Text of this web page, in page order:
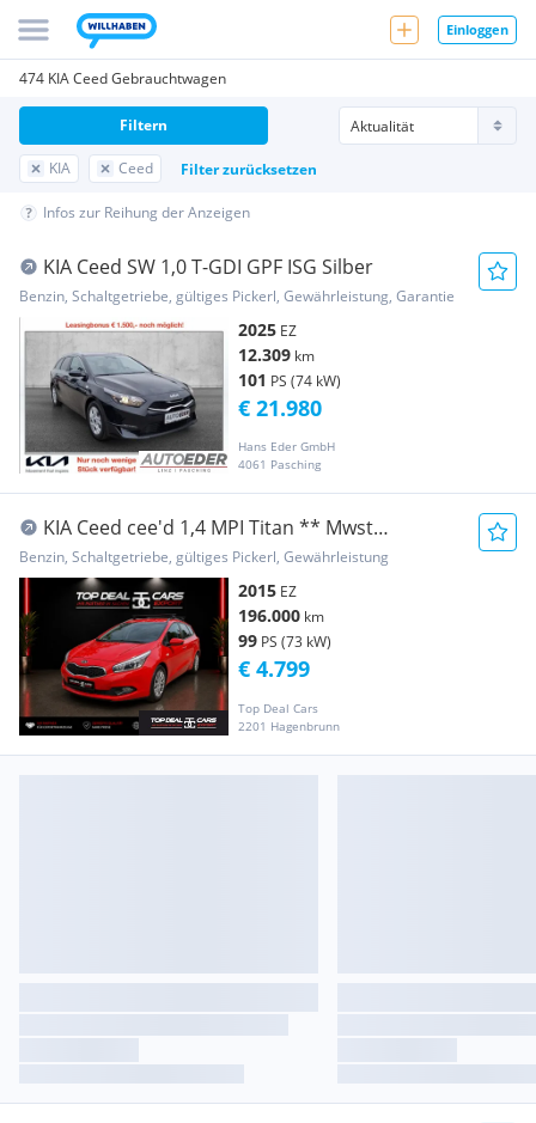
Einloggen
474 KIA Ceed Gebrauchtwagen
KIA Ceed Filter zurücksetzen
Filtern
Infos zur Reihung der Anzeigen
KIA Ceed SW 1,0 T-GDI GPF ISG Silber
Benzin, Schaltgetriebe, gültiges Pickerl, Gewährleistung, Garantie
2025 EZ
12.309 km
101 PS (74 kW)
Hans Eder GmbH
4061 Pasching
€ 21.980
KIA Ceed cee'd 1,4 MPI Titan ** Mwst
ausweisbar **
Benzin, Schaltgetriebe, gültiges Pickerl, Gewährleistung
2015 EZ
196.000 km
99 PS (73 kW)
Top Deal Cars
2201 Hagenbrunn
€ 4.799